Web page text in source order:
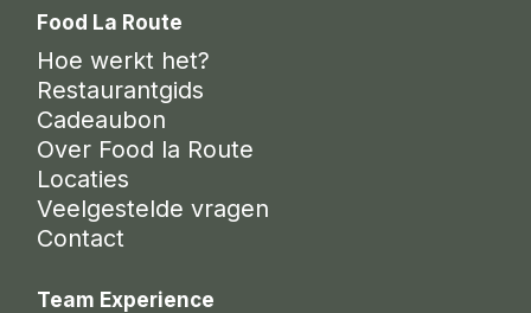
Food La Route
Hoe werkt het?
Restaurantgids
Cadeaubon
Over Food la Route
Locaties
Veelgestelde vragen
Contact
Team Experience